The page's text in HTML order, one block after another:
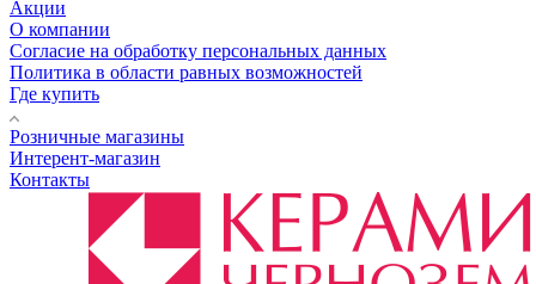
Акции
О компании
Согласие на обработку персональных данных
Политика в области равных возможностей
Где купить
Розничные магазины
Интерент-магазин
Контакты